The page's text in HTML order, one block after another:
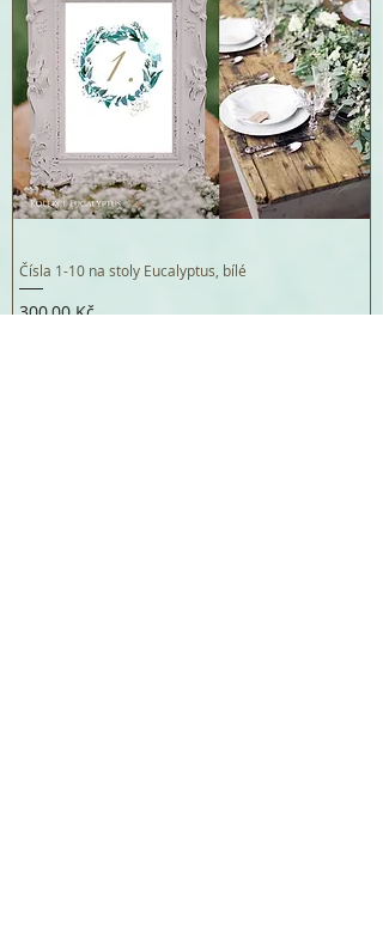
Čísla 1-10 na stoly Eucalyptus, bílé
Cena
300,00 Kč